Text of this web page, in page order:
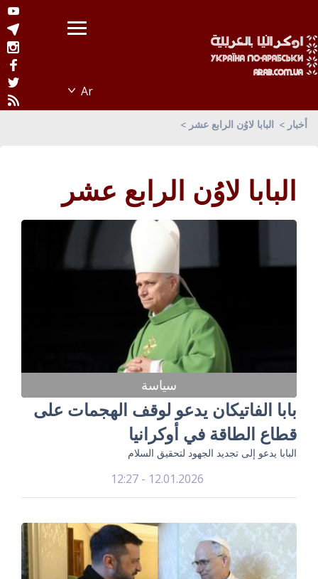
أخبار البابا لاوُن الرابع عشر
البابا لاوُن الرابع عشر
سياسة
بابا الفاتيكان يدعو لوقف الهجمات على
قطاع الطاقة في أوكرانيا
البابا يدعو إلى تجديد الجهود لتحقيق السلام
12.01.2026 - 12:27